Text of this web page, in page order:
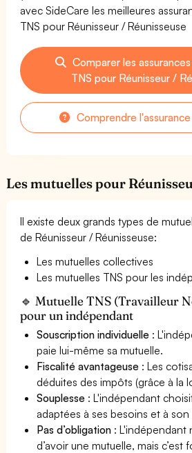
avec SideCare les meilleures
TNS pour Réunisseur / Réunisseuse
Comparer les
TNS pour Réunisseur /
Comprendre
Les mutuelles pour
Il existe deux grands types de
de Réunisseur / Réunisseuse:
Les mutuelles collectives
Les mutuelles TNS pour les
🔹 Mutuelle TNS (Travailleur
pour un indépendant
Souscription individuelle :
paie lui-même sa mutuelle.
Fiscalité avantageuse : Les
déduites des impôts (grâce à la
Souplesse : L'indépendant
adaptées à ses besoins et à
Pas d’obligation : L'indépendant
d’avoir une mutuelle, mais